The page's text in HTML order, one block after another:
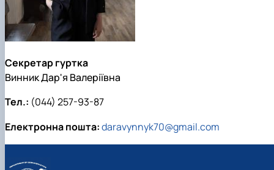
Секретар гуртка
Винник Дар'я Валеріївна
Тел.: (044) 257-93-87
Електронна пошта:daravynnyk70@gmail.com